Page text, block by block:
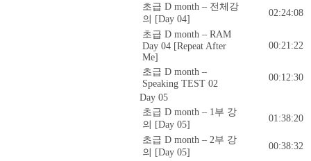
초급 D month – 전체강
의 [Day 04]
02:24:08
초급 D month – RAM
Day 04 [Repeat After
Me]
00:21:22
초급 D month –
Speaking TEST 02
00:12:30
Day 05
초급 D month – 1부 강
의 [Day 05]
01:38:20
초급 D month – 2부 강
의 [Day 05]
00:38:32